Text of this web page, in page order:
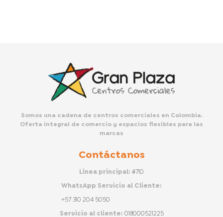
Somos una cadena de centros comerciales en Colombia.
Oferta integral de comercio y espacios flexibles para las
marcas
Contáctanos
Línea principal: #710
WhatsApp Servicio al Cliente:
+57 310 204 5050
Servicio al cliente: 018000521225